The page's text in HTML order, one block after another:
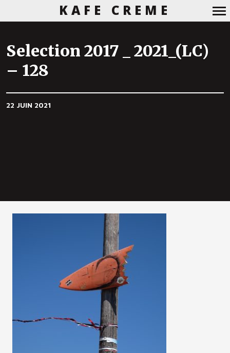
principale
KAFE CREME
Selection 2017 _ 2021_(LC)
– 128
22 JUIN 2021